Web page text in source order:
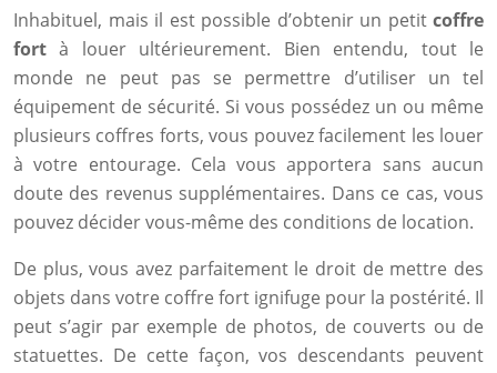
Inhabituel, mais il est possible d’obtenir un petit coffre
fort à louer ultérieurement. Bien entendu, tout le
monde ne peut pas se permettre d’utiliser un tel
équipement de sécurité. Si vous possédez un ou même
plusieurs coffres forts, vous pouvez facilement les louer
à votre entourage. Cela vous apportera sans aucun
doute des revenus supplémentaires. Dans ce cas, vous
pouvez décider vous-même des conditions de location.
De plus, vous avez parfaitement le droit de mettre des
objets dans votre coffre fort ignifuge pour la postérité. Il
peut s’agir par exemple de photos, de couverts ou de
statuettes. De cette façon, vos descendants peuvent